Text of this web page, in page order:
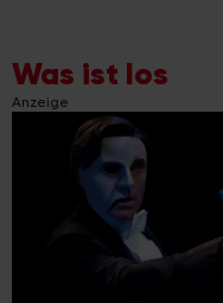
Was ist los
Anzeige